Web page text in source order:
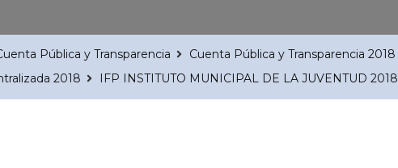
Pública y Transparencia Cuenta Pública y Transparencia 2018
2018
IFP INSTITUTO MUNICIPAL DE LA JUVENTUD 2018